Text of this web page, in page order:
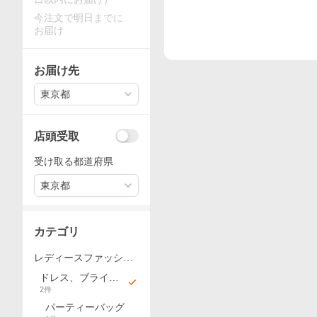
今注文で明日までに
お届け
お届け先
東京都
店頭受取
受け取る都道府県
東京都
カテゴリ
レディースファッショ
ンドレス、ブライダ
ル
2件
パーティーバッグ